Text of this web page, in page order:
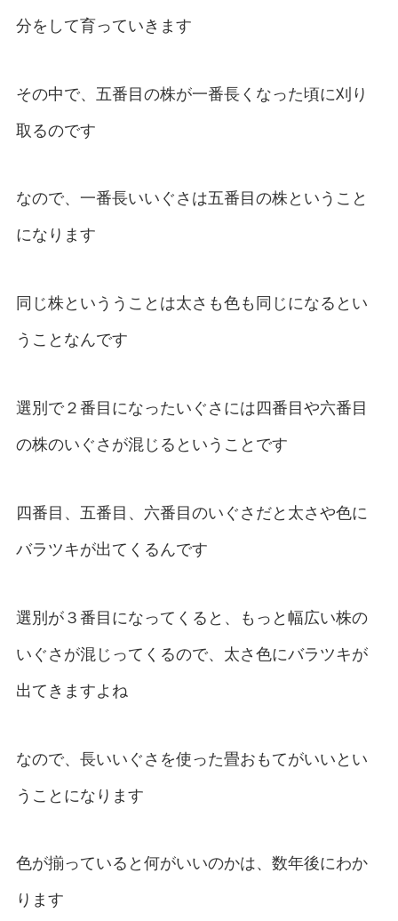
分をして育っていきます
その中で、五番目の株が一番長くなった頃に刈り
取るのです
なので、一番長いいぐさは五番目の株ということ
になります
同じ株といううことは太さも色も同じになるとい
うことなんです
選別で２番目になったいぐさには四番目や六番目
の株のいぐさが混じるということです
四番目、五番目、六番目のいぐさだと太さや色に
バラツキが出てくるんです
選別が３番目になってくると、もっと幅広い株の
いぐさが混じってくるので、太さ色にバラツキが
出てきますよね
なので、長いいぐさを使った畳おもてがいいとい
うことになります
色が揃っていると何がいいのかは、数年後にわか
ります